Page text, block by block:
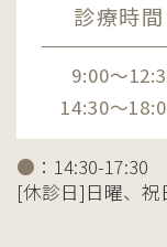
診療時間
9:00～
14:30～
● ：14:30-
[休診日]日曜、祝